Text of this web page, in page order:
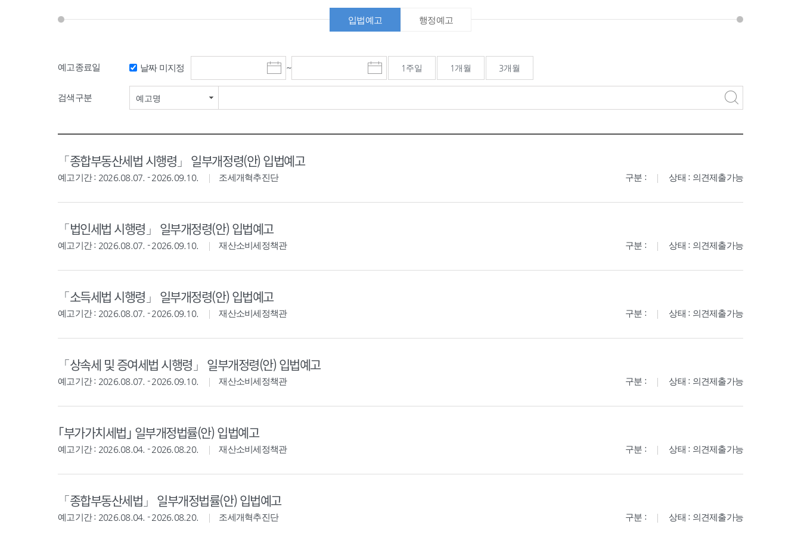
입법예고 행정예고
예고종료일 날짜 미지정
시
작
~
종
료
1주일 1개월 3개월
검색구분 예고명
「종합부동산세법 시행령」 일부개정령(안) 입법예고
예고기간 : 2026.08.07. - 2026.09.10. 조세개혁추진단 구분 : 상태 : 의견제출가능
「법인세법 시행령」 일부개정령(안) 입법예고
예고기간 : 2026.08.07. - 2026.09.10. 재산소비세정책관 구분 : 상태 : 의견제출가능
「소득세법 시행령」 일부개정령(안) 입법예고
예고기간 : 2026.08.07. - 2026.09.10. 재산소비세정책관 구분 : 상태 : 의견제출가능
「상속세 및 증여세법 시행령」 일부개정령(안) 입법예고
예고기간 : 2026.08.07. - 2026.09.10. 재산소비세정책관 구분 : 상태 : 의견제출가능
｢부가가치세법｣ 일부개정법률(안) 입법예고
예고기간 : 2026.08.04. - 2026.08.20. 재산소비세정책관 구분 : 상태 : 의견제출가능
「종합부동산세법」 일부개정법률(안) 입법예고
예고기간 : 2026.08.04. - 2026.08.20. 조세개혁추진단 구분 : 상태 : 의견제출가능